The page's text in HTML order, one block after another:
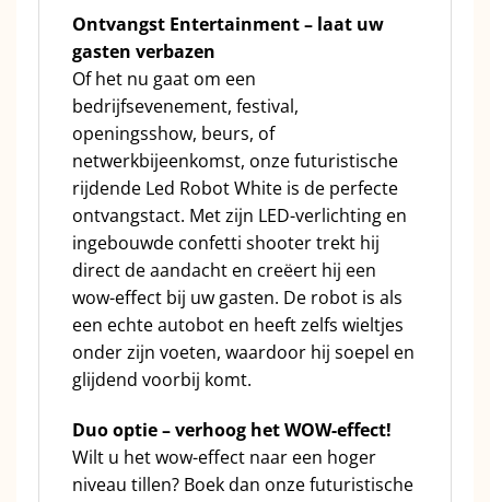
Ontvangst Entertainment – laat uw
gasten verbazen
Of het nu gaat om een
bedrijfsevenement, festival,
openingsshow, beurs, of
netwerkbijeenkomst, onze futuristische
rijdende Led Robot White is de perfecte
ontvangstact. Met zijn LED-verlichting en
ingebouwde confetti shooter trekt hij
direct de aandacht en creëert hij een
wow-effect bij uw gasten. De robot is als
een echte autobot en heeft zelfs wieltjes
onder zijn voeten, waardoor hij soepel en
glijdend voorbij komt.
Duo optie – verhoog het WOW-effect!
Wilt u het wow-effect naar een hoger
niveau tillen? Boek dan onze futuristische